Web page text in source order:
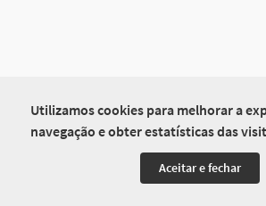
Utilizamos cookies para melhorar a
navegação e obter estatísticas das
Aceitar e fechar